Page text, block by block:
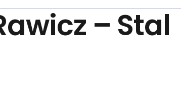
– Stal